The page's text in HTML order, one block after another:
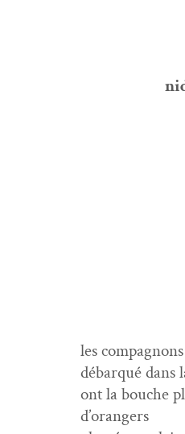
les
débar­qué dans
ont la bouche
d’orangers